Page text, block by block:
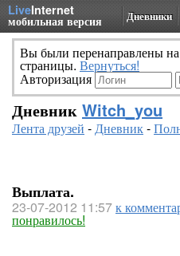
LiveInternet
мобильная версия Дневники
Вы были перенаправлены
страницы. Вернуться!
Авторизация
Дневник Witch_you
Лента друзей -Дневник-
Выплата.
23-07-2012 11:57к
понравилось!